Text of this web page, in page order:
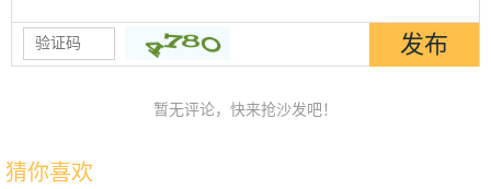
暂无评论，快来抢沙发吧！
猜你喜欢